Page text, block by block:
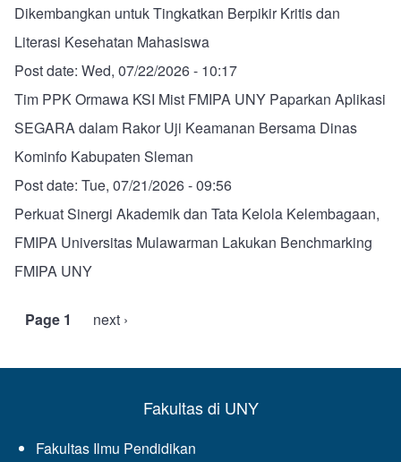
Dikembangkan untuk Tingkatkan Berpikir Kritis dan
Literasi Kesehatan Mahasiswa
Post date: Wed, 07/22/2026 - 10:17
Tim PPK Ormawa KSI Mist FMIPA UNY Paparkan Aplikasi
SEGARA dalam Rakor Uji Keamanan Bersama Dinas
Kominfo Kabupaten Sleman
Post date: Tue, 07/21/2026 - 09:56
Perkuat Sinergi Akademik dan Tata Kelola Kelembagaan,
FMIPA Universitas Mulawarman Lakukan Benchmarking
FMIPA UNY
Pagination
Page 1
Next
next ›
Fakultas di UNY
Fakultas Ilmu Pendidikan